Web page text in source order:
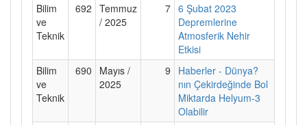
Bilim
ve
Teknik
692 Temmuz
/ 2025
7 6 Şubat 2023
Depremlerine
Atmosferik Nehir
Etkisi
Bilim
ve
Teknik
690
Mayıs /
2025
9
Haberler - Dünya?
nın Çekirdeğinde Bol
Miktarda Helyum-3
Olabilir